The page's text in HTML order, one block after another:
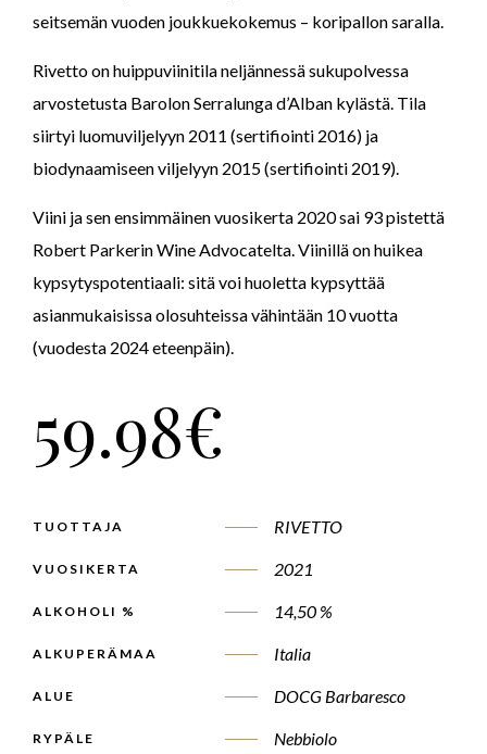
seitsemän vuoden joukkuekokemus – koripallon saralla.
Rivetto on huippuviinitila neljännessä sukupolvessa
arvostetusta Barolon Serralunga d’Alban kylästä. Tila
siirtyi luomuviljelyyn 2011 (sertifiointi 2016) ja
biodynaamiseen viljelyyn 2015 (sertifiointi 2019).
Viini ja sen ensimmäinen vuosikerta 2020 sai 93 pistettä
Robert Parkerin Wine Advocatelta. Viinillä on huikea
kypsytyspotentiaali: sitä voi huoletta kypsyttää
asianmukaisissa olosuhteissa vähintään 10 vuotta
(vuodesta 2024 eteenpäin).
59.98€
TUOTTAJA RIVETTO
VUOSIKERTA 2021
ALKOHOLI % 14,50 %
ALKUPERÄMAA Italia
ALUE DOCG Barbaresco
RYPÄLE Nebbiolo